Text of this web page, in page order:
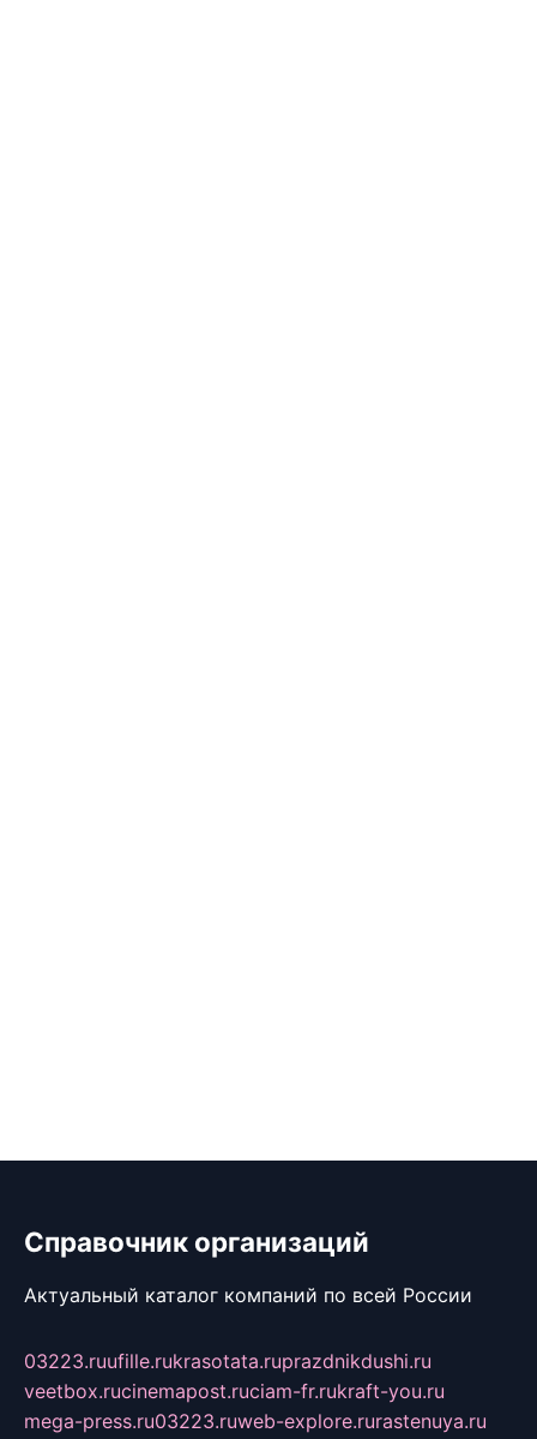
Справочник организаций
Актуальный каталог компаний по всей России
03223.ruufille.rukrasotata.ruprazdnikdushi.ru
veetbox.rucinemapost.ruciam-fr.rukraft-you.ru
mega-press.ru03223.ruweb-explore.rurastenuya.ru